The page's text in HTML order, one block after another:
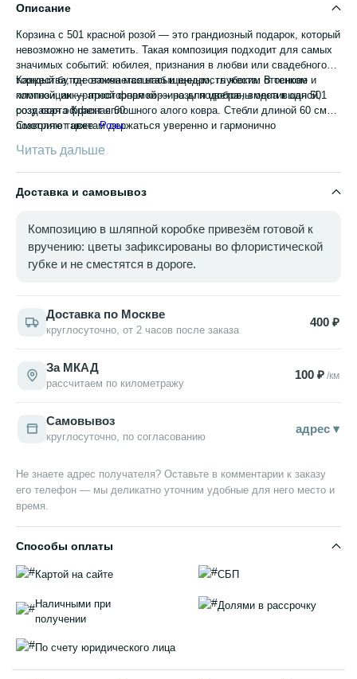
Описание
Корзина с 501 красной розой — это грандиозный подарок, который
невозможно не заметить. Такая композиция подходит для самых
значимых событий: юбилея, признания в любви или свадебного
торжества, где важен масштаб и щедрость жеста. В основе
композиции — просторная корзина для цветов, вместившая 501
розу сорта Красная 60.
Каждый бутон отличается насыщенным, глубоким оттенком и
плотной, аккуратной формой — розы подобраны одна к одной,
создавая эффект сплошного алого ковра. Стебли длиной 60 см
позволяют цветам держаться уверенно и гармонично
Смотрите также:Розы.
Читать дальше
Доставка и самовывоз
Композицию в шляпной коробке привезём готовой к
вручению: цветы зафиксированы во флористической
губке и не сместятся в дороге.
Доставка по Москве
круглосуточно, от 2 часов после заказа
400 ₽
За МКАД
рассчитаем по километражу
100 ₽ /км
Самовывоз
круглосуточно, по согласованию
адрес ▾
Не знаете адрес получателя? Оставьте в комментарии к заказу
его телефон — мы деликатно уточним удобные для него место и
время.
Способы оплаты
Картой на сайте СБП
Наличными при
получении
Долями в рассрочку
По счету юридического лица